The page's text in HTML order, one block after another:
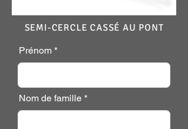
SEMI-CERCLE CASSÉ AU PONT
Prénom
Nom de famille